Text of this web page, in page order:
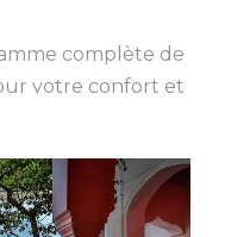
complète de
votre confort et